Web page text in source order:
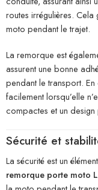
routes irrégulières.
moto pendant le trajet.
La remorque est
assurent une bonne
pendant le transport.
facilement lorsqu’elle
compactes et un design
Sécurité et
La sécurité est un
remorque porte moto